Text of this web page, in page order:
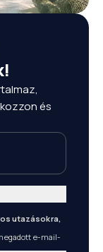
és
utazásokra,
e-mail-